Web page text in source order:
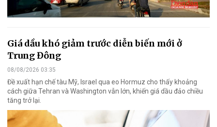
Giá dầu khó giảm trước diễn biến mới ở
Trung Đông
08/08/2026 03:35
Đề xuất hạn chế tàu Mỹ, Israel qua eo Hormuz cho thấy khoảng
cách giữa Tehran và Washington vẫn lớn, khiến giá dầu đảo chiều
tăng trở lại.